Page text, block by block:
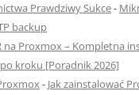
Prawdziwy Sukce-
backup
na Proxmox – Kompletna
kroku [Poradnik 2026]
- Jak zainstalować